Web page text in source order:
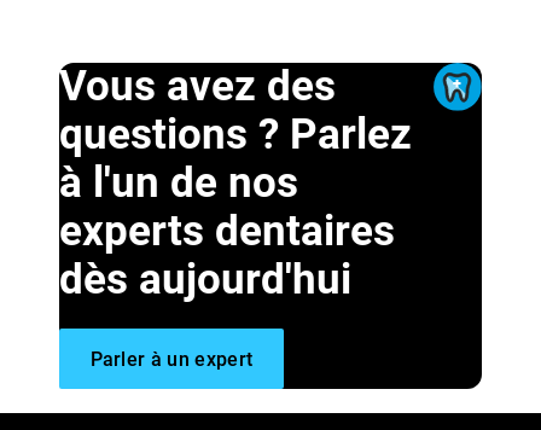
Vous avez des
questions ? Parlez
à l'un de nos
experts dentaires
dès aujourd'hui
Parler à un expert